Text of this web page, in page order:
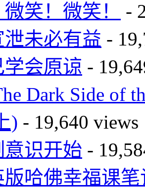
笑！微笑！
-
未必有益 -
学会原谅 -
Dark Side of
) - 19,640 views
意识开始 -
版哈佛幸福课